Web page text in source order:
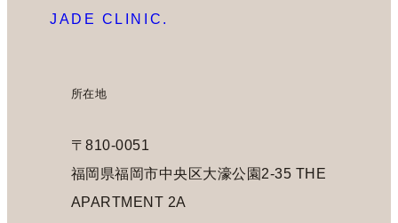
JADE CLINIC.
所在地
〒810-0051
福岡県福岡市中央区大濠公園2-35 THE
APARTMENT 2A